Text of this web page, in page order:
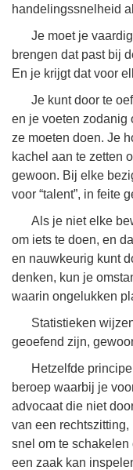
handelingssnelheid
Je moet je
brengen dat past bij
En je krijgt dat voor
Je kunt door te
en je voeten zodanig
ze moeten doen. Je
kachel aan te zetten
gewoon. Bij elke
voor “talent”, in feite
Als je niet elke
om iets te doen, en
en nauwkeurig kunt
denken, kun je
waarin ongelukken
Statistieken
geoefend zijn,
Hetzelfde
beroep waarbij je
advocaat die niet
van een
snel om te
een zaak kan